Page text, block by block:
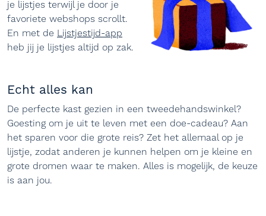
je lijstjes terwijl je door je
favoriete webshops scrollt.
En met de Lijstjestijd-app
heb jij je lijstjes altijd op zak.
Echt alles kan
De perfecte kast gezien in een tweedehandswinkel?
Goesting om je uit te leven met een doe-cadeau? Aan
het sparen voor die grote reis? Zet het allemaal op je
lijstje, zodat anderen je kunnen helpen om je kleine en
grote dromen waar te maken. Alles is mogelijk, de keuze
is aan jou.